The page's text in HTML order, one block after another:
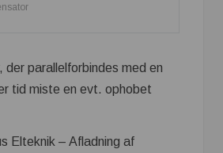
der parallelforbindes med en
tid miste en evt. ophobet
Elteknik – Afladning af